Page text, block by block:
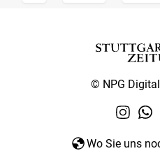
© NPG
Wo Sie uns